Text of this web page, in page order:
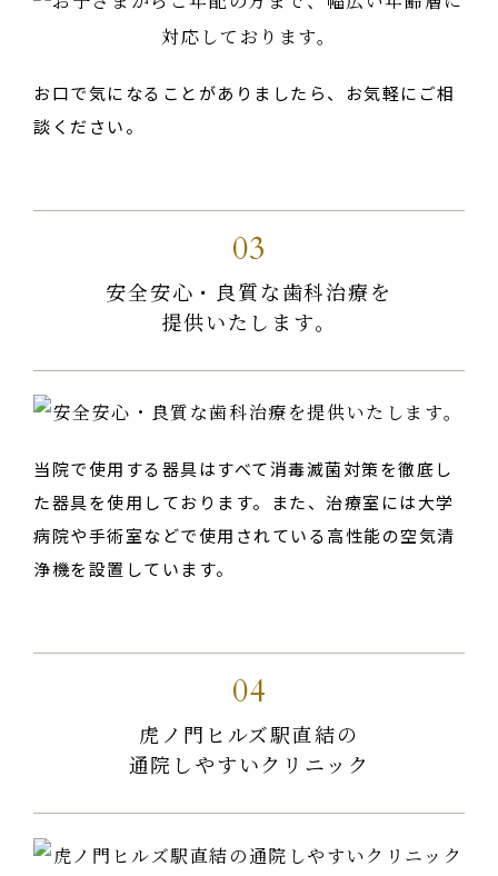
お口で気になることがありましたら、お気軽にご相
談ください。
03
安全安心・良質な歯科治療を
提供いたします。
当院で使用する器具はすべて消毒滅菌対策を徹底し
た器具を使用しております。また、治療室には大学
病院や手術室などで使用されている高性能の空気清
浄機を設置しています。
04
虎ノ門ヒルズ駅直結の
通院しやすいクリニック